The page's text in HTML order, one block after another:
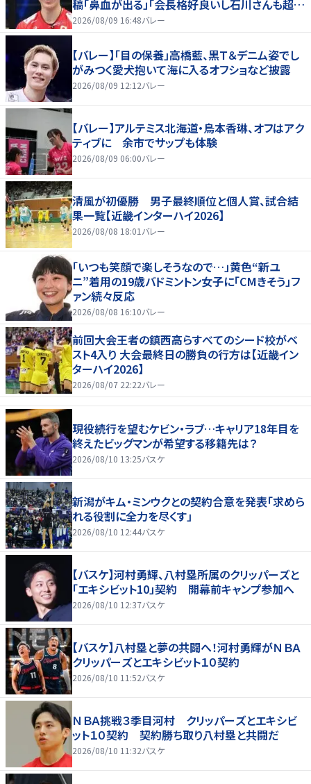
稿「鼻血が出る」「会長格好良いし石川さんも超格
好いい」
2026/08/09 16:48バレー
【バレー】「目の保養」高橋藍、黒Ｔ＆デニム姿でし
がみつく愛犬抱いて海に入るオフショなど披露
2026/08/09 12:12バレー
【バレー】アルテミス北海道・鳥本香琳、オフはアク
ティブに 余市でサップも体験
2026/08/09 06:00バレー
清風が初優勝 男子最終順位と個人賞、試合結
果一覧【近畿インターハイ2026】
2026/08/08 18:01 バレー
「いつも笑顔で楽しそうなので…」黄色“新ユ
ニ”着用の19歳バドミントン女子に「CMきそう」フ
ァン続々反応
2026/08/08 16:10バレー
前回大会王者の鎮西高らすべてのシード校がベ
スト4入り 大会最終日の勝負の行方は【近畿イン
ターハイ2026】
2026/08/07 22:22バレー
現役続行を望むケビン・ラブ…キャリア18年目を
終えたビッグマンが希望する移籍先は？
2026/08/10 13:25バスケ
新潟がキム・ミンウクとの契約合意を発表「求めら
れる役割に全力を尽くす」
2026/08/10 12:44バスケ
【バスケ】河村勇輝、八村塁所属のクリッパーズと
「エキシビット10」契約 開幕前キャンプ参加へ
2026/08/10 12:37バスケ
【バスケ】八村塁と夢の共闘へ！河村勇輝がＮＢＡ
クリッパーズとエキシビット１０契約
2026/08/10 11:52バスケ
ＮＢＡ挑戦３季目河村 クリッパーズとエキシビ
ット１０契約 契約勝ち取り八村塁と共闘だ
2026/08/10 11:32バスケ